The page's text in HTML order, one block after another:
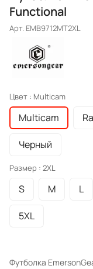
Functional
Арт. EMB9712MT2XL
Цвет : Multicam
Multicam
Черный
Размер : 2XL
S M L
5XL
Футболка